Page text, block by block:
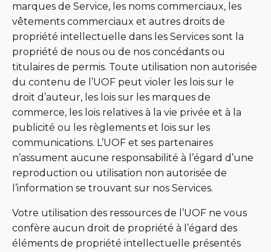
marques de Service, les noms commerciaux, les
vêtements commerciaux et autres droits de
propriété intellectuelle dans les Services sont la
propriété de nous ou de nos concédants ou
titulaires de permis. Toute utilisation non autorisée
du contenu de l’UOF peut violer les lois sur le
droit d’auteur, les lois sur les marques de
commerce, les lois relatives à la vie privée et à la
publicité ou les règlements et lois sur les
communications. L’UOF et ses partenaires
n’assument aucune responsabilité à l’égard d’une
reproduction ou utilisation non autorisée de
l’information se trouvant sur nos Services.
Votre utilisation des ressources de l’UOF ne vous
confère aucun droit de propriété à l’égard des
éléments de propriété intellectuelle présentés